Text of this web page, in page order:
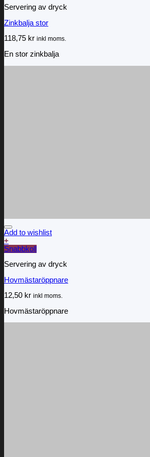
Servering av dryck
Zinkbalja stor
118,75 kr inkl moms.
En stor zinkbalja
Add to wishlist
+
Snabbkoll
Servering av dryck
Hovmästaröppnare
12,50 kr inkl moms.
Hovmästaröppnare